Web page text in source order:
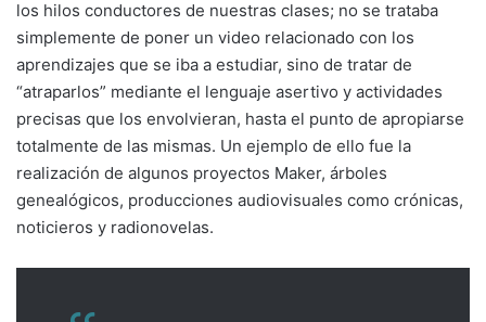
los hilos conductores de nuestras clases; no se trataba
simplemente de poner un video relacionado con los
aprendizajes que se iba a estudiar, sino de tratar de
“atraparlos” mediante el lenguaje asertivo y actividades
precisas que los envolvieran, hasta el punto de apropiarse
totalmente de las mismas. Un ejemplo de ello fue la
realización de algunos proyectos Maker, árboles
genealógicos, producciones audiovisuales como crónicas,
noticieros y radionovelas.